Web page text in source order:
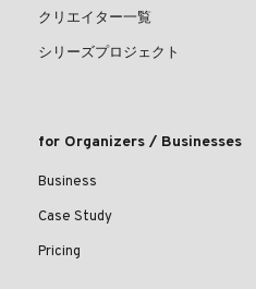
クリエイター一覧
シリーズプロジェクト
for Organizers / Businesses
Business
Case Study
Pricing